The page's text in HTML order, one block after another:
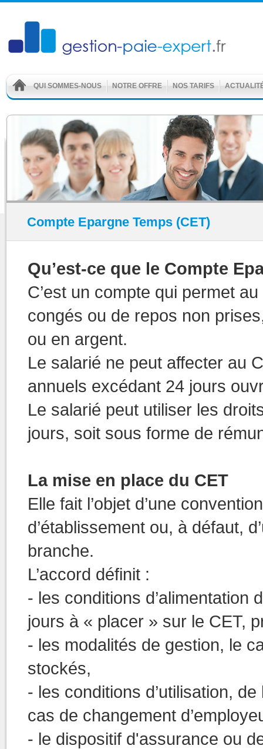
QUI SOMMES-NOUS NOTRE OFFRE NOS TARIFS
Compte Epargne Temps (CET)
Qu’est-ce que le Compte
C’est un compte qui permet
congés ou de repos non
ou en argent.
Le salarié ne peut affecter au
annuels excédant 24 jours
Le salarié peut utiliser les
jours, soit sous forme de
La mise en place du CET
Elle fait l’objet d’une
d’établissement ou, à défaut,
branche.
L’accord définit :
- les conditions d’alimentation
jours à « placer » sur le CET,
- les modalités de gestion, le
stockés,
- les conditions d’utilisation,
cas de changement
- le dispositif d'assurance ou